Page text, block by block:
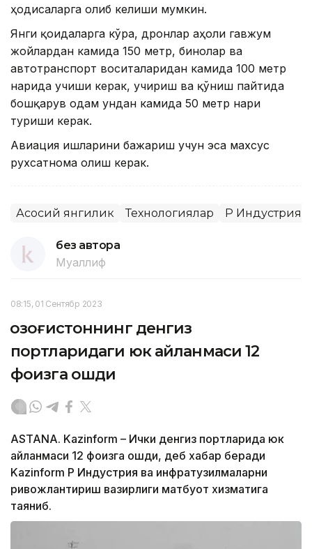
ҳодисаларга олиб келиши мумкин.
Янги қоидаларга кўра, дронлар аҳоли гавжум
жойлардан камида 150 метр, бинолар ва
автотранспорт воситаларидан камида 100 метр
нарида учиши керак, учириш ва қўниш пайтида
бошқарув одам ундан камида 50 метр нари
туриши керак.
Авиация ишларини бажариш учун эса махсус
рухсатнома олиш керак.
Асосий янгилик Технологиялар ҚР
без автора
Муаллиф
08:15, 01 Сентябр 2023
Қозоғистоннинг денгиз
портларидаги юк айланмаси 12
фоизга ошди
ASTANA. Kazinform – Ички денгиз портларида юк
айланмаси 12 фоизга ошди, деб хабар беради
Kazinform ҚР Индустрия ва инфратузилмаларни
ривожлантириш вазирлиги матбуот хизматига
таяниб.